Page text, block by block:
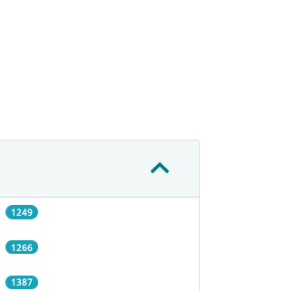
1249
1266
1387